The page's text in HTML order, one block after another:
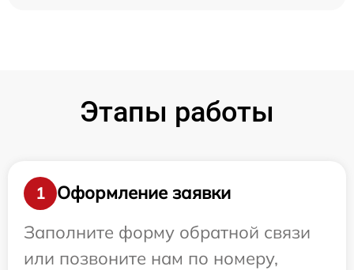
Этапы работы
1
Оформление заявки
Заполните форму обратной связи
или позвоните нам по номеру,